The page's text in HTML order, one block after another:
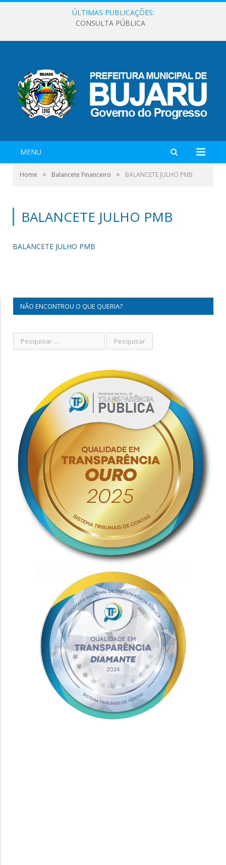
ÚLTIMAS PUBLICAÇÕES:
CONSULTA PÚBLICA
MENU
Home » Balancete Financeiro » BALANCETE JULHO PMB
BALANCETE JULHO PMB
BALANCETE JULHO PMB
NÃO ENCONTROU O QUE QUERIA?